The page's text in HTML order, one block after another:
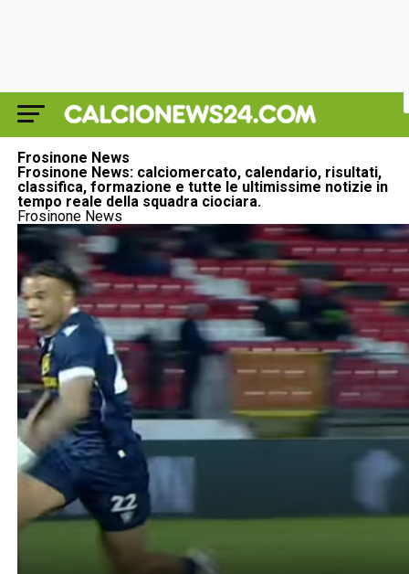
Frosinone News
Frosinone News: calciomercato, calendario, risultati,
classifica, formazione e tutte le ultimissime notizie in
tempo reale della squadra ciociara.
Frosinone News